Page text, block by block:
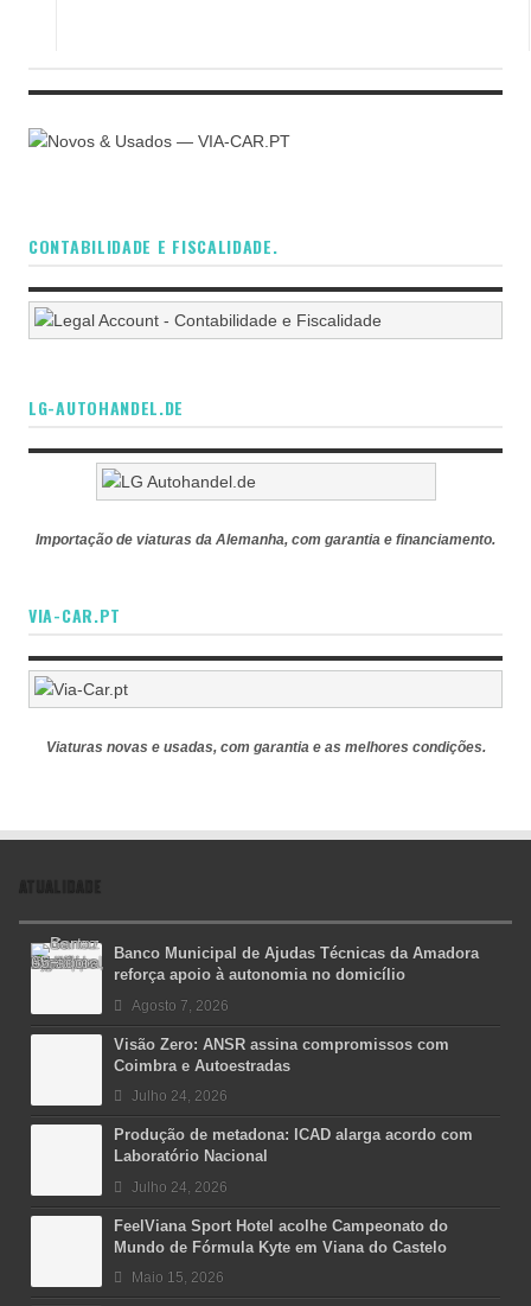
CONTABILIDADE E FISCALIDADE.
LG-AUTOHANDEL.DE
Importação de viaturas da Alemanha, com garantia e financiamento.
VIA-CAR.PT
Viaturas novas e usadas, com garantia e as melhores condições.
ATUALIDADE
Banco Municipal de Ajudas Técnicas da Amadora
reforça apoio à autonomia no domicílio
Agosto 7, 2026
Visão Zero: ANSR assina compromissos com
Coimbra e Autoestradas
Julho 24, 2026
Produção de metadona: ICAD alarga acordo com
Laboratório Nacional
Julho 24, 2026
FeelViana Sport Hotel acolhe Campeonato do
Mundo de Fórmula Kyte em Viana do Castelo
Maio 15, 2026